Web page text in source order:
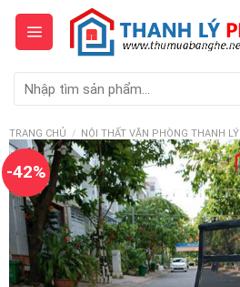
Skip
content
kiếm:
TRANG CHỦ / NỘI THẤT VĂN PHÒNG THANH LÝ
-42%